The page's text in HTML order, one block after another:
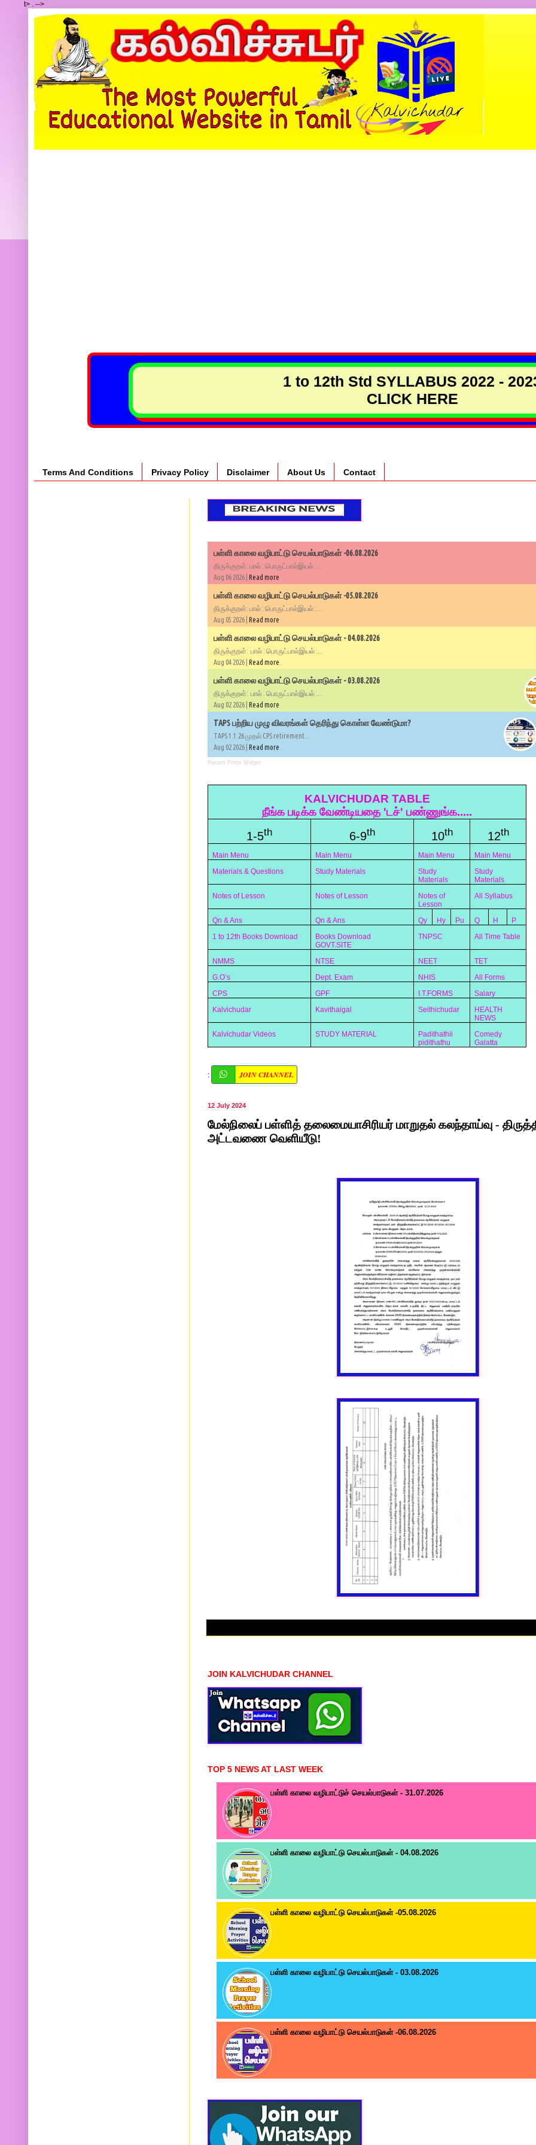
t> . -->
1 to 12th Std SYLLABUS 2022 -
CLICK HERE
Terms And Conditions Privacy Policy Disclaimer About Us Contact
பள்ளி காலை வழிபாட்டு செயல்பாடுகள் -06.08.2026
திருக்குறள்: பால் : பொருட்பால்இயல் :...
Aug 06 2026 | Read more
பள்ளி காலை வழிபாட்டு செயல்பாடுகள் -05.08.2026
திருக்குறள்: பால் : பொருட்பால்இயல் :...
Aug 05 2026 | Read more
பள்ளி காலை வழிபாட்டு செயல்பாடுகள் - 04.08.2026
திருக்குறள்: பால் : பொருட்பால்இயல் :...
Aug 04 2026 | Read more
பள்ளி காலை வழிபாட்டு செயல்பாடுகள் - 03.08.2026
திருக்குறள்: பால் : பொருட்பால்இயல் :...
Aug 02 2026 | Read more
TAPS பற்றிய முழு விவரங்கள் தெரிந்து கொள்ள வேண்டுமா?
TAPS 1.1.26 முதல் CPS retirement...
Aug 02 2026 | Read more
Recent Posts Widget
KALVICHUDAR TABLE
நீங்க படிக்க வேண்டியதை 'டச்' பண்ணுங்க.....
1-5th 6-9th 10th 12th
Main Menu Main Menu Main Menu
Main Menu
Materials & Questions
Study Materials
Study
Materials
Study
Materials
Notes of Lesson
Notes of Lesson
Notes of
Lesson
All Syllabus
Qn & Ans Qn & Ans Qy Hy Pu Q H
P
1 to 12th Books Download
Books Download
GOVT.SITE
TNPSC All Time Table
NMMS NTSE NEET
TET
G.O’s
Dept. Exam NHIS
All Forms
CPS
GPF I.T.FORMS
Salary
Kalvichudar
Kavithaigal Seithichudar
HEALTH
NEWS
Kalvichudar Videos
STUDY MATERIAL
Padithathil
pidithathu
Comedy
Galatta
: JOIN CHANNEL
12 July 2024
மேல்நிலைப் பள்ளித் தலைமையாசிரியர் மாறுதல் கலந்தாய்வு -
அட்டவணை வெளியீடு!
JOIN KALVICHUDAR CHANNEL
TOP 5 NEWS AT LAST WEEK
பள்ளி காலை வழிபாட்டுச் செயல்பாடுகள் - 31.07.2026
பள்ளி காலை வழிபாட்டு செயல்பாடுகள் - 04.08.2026
பள்ளி காலை வழிபாட்டு செயல்பாடுகள் -05.08.2026
பள்ளி காலை வழிபாட்டு செயல்பாடுகள் - 03.08.2026
பள்ளி காலை வழிபாட்டு செயல்பாடுகள் -06.08.2026